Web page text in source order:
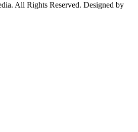
All Rights Reserved. Designed by